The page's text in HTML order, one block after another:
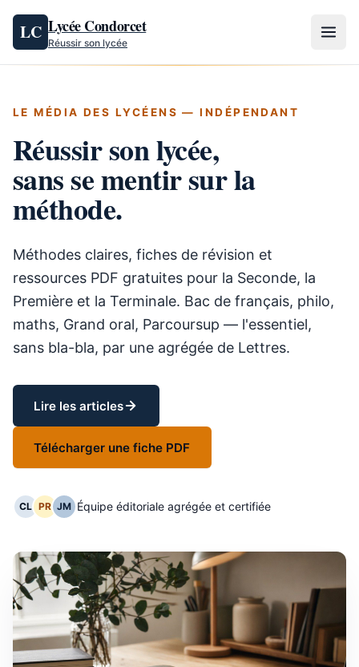
Aller au contenu
LC Lycée Condorcet
Réussir son lycée
LE MÉDIA DES LYCÉENS — INDÉPENDANT
Réussir son lycée,
sans se mentirsur la
méthode.
Méthodes claires, fiches de révision et
ressources PDF gratuites pour la Seconde, la
Première et la Terminale. Bac de français, philo,
maths, Grand oral, Parcoursup — l'essentiel,
sans bla-bla, par une agrégée de Lettres.
Lire les articles
Télécharger une fiche PDF
CL PR JM Équipe éditoriale agrégée et certifiée